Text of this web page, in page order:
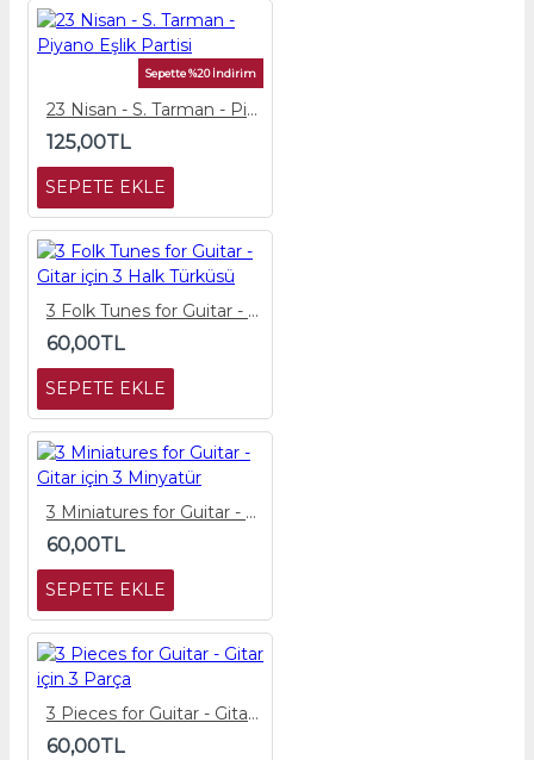
Sepette %20 İndirim
23 Nisan - S. Tarman - Piyano Eşlik Partisi
125,00TL
SEPETE EKLE
3 Folk Tunes for Guitar - Gitar için 3 Halk Türküsü
60,00TL
SEPETE EKLE
3 Miniatures for Guitar - Gitar için 3 Minyatür
60,00TL
SEPETE EKLE
3 Pieces for Guitar - Gitar için 3 Parça
60,00TL